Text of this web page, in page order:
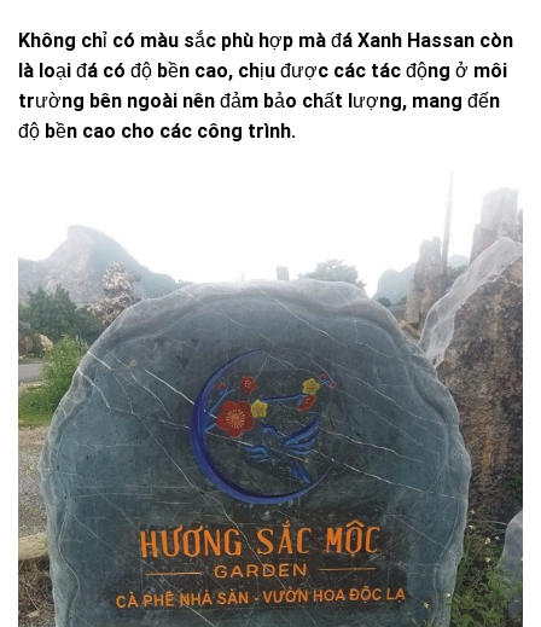
Không chỉ có màu sắc phù hợp mà đá Xanh Hassan còn
là loại đá có độ bền cao, chịu được các tác động ở môi
trường bên ngoài nên đảm bảo chất lượng, mang đến
độ bền cao cho các công trình.